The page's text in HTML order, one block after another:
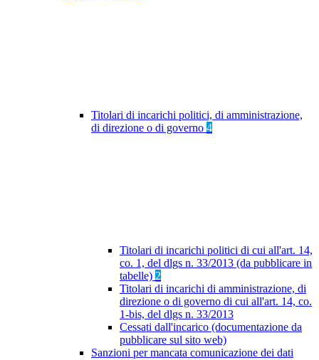
Titolari di incarichi politici, di amministrazione,
di direzione o di governo 4
Titolari di incarichi politici di cui all'art. 14,
co. 1, del dlgs n. 33/2013 (da pubblicare in
tabelle) 2
Titolari di incarichi di amministrazione, di
direzione o di governo di cui all'art. 14, co.
1-bis, del dlgs n. 33/2013
Cessati dall'incarico (documentazione da
pubblicare sul sito web)
Sanzioni per mancata comunicazione dei dati